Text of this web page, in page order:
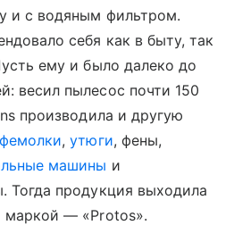
и с водяным фильтром.
себя как в быту, так
ему и было далеко до
весил пылесос почти 150
производила и другую
,утюги, фены,
машины и
Тогда продукция выходила
маркой — «Protos».